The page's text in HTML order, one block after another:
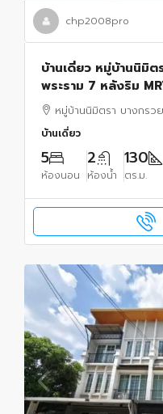
chp2008pro
บ้านเดี่ยว หมู่บ้านนิมิ
พระราม 7 หลังริม
หมู่บ้านนิมิตรา บางกรว
บ้านเดี่ยว
5
ห้องนอน
2
ห้องน้ำ
130
ตร.ม.